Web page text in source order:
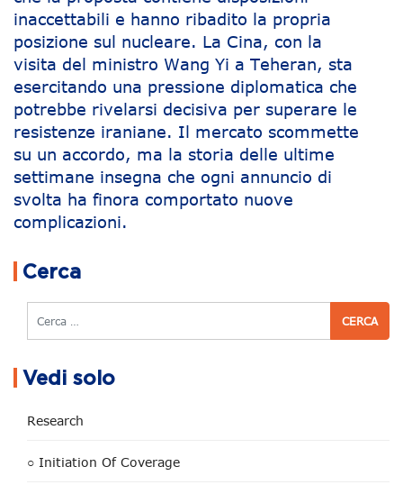
inaccettabili e hanno ribadito la propria
posizione sul nucleare. La Cina, con la
visita del ministro Wang Yi a Teheran, sta
esercitando una pressione diplomatica che
potrebbe rivelarsi decisiva per superare le
resistenze iraniane. Il mercato scommette
su un accordo, ma la storia delle ultime
settimane insegna che ogni annuncio di
svolta ha finora comportato nuove
complicazioni.
Cerca
Cerca
Vedi solo
Research
○ Initiation Of Coverage